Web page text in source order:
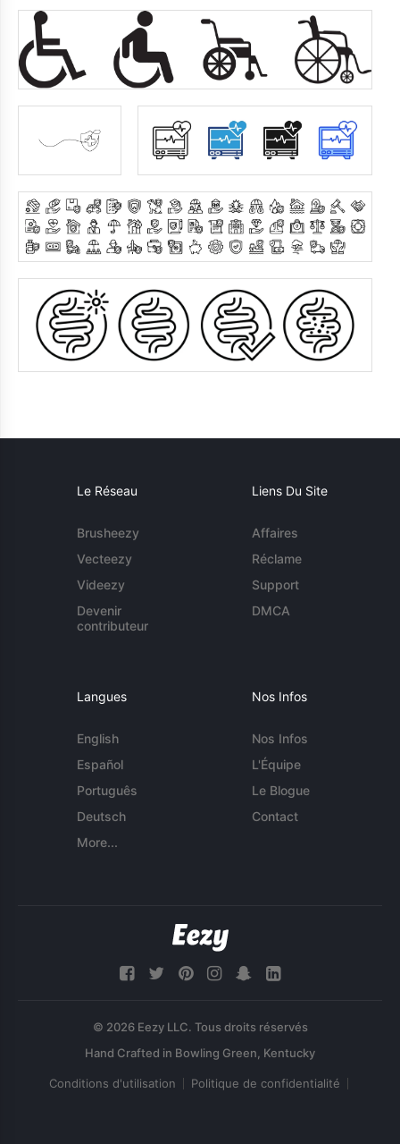
Le Réseau
Brusheezy
Vecteezy
Videezy
Devenir
contributeur
Liens Du Site
Affaires
Réclame
Support
DMCA
Langues
English
Español
Português
Deutsch
More...
Nos Infos
Nos Infos
L'Équipe
Le Blogue
Contact
© 2026 Eezy LLC. Tous droits réservés
Conditions d'utilisation Politique de confidentialité